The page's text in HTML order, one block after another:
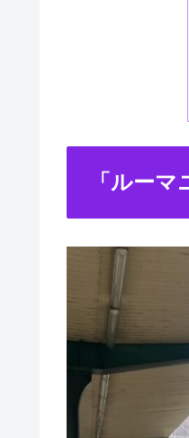
「ルー